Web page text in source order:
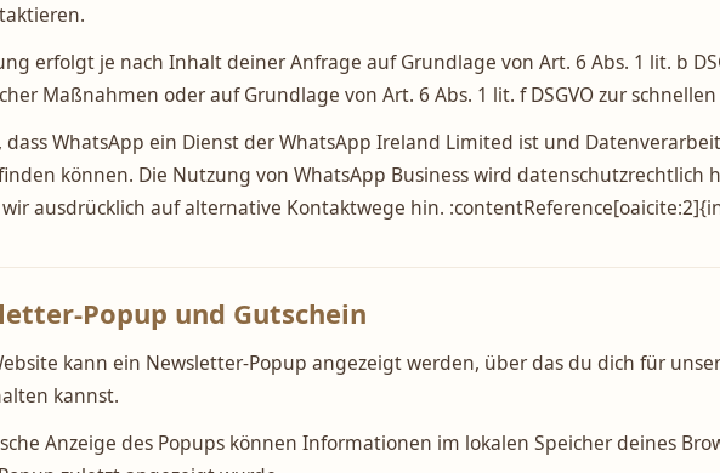
erfolgt je nach Inhalt deiner Anfrage auf Grundlage von Art. 6 Abs. 1 lit. b
Maßnahmen oder auf Grundlage von Art. 6 Abs. 1 lit. f DSGVO zur
dass WhatsApp ein Dienst der WhatsApp Ireland Limited ist und
können. Die Nutzung von WhatsApp Business wird datenschutzrechtlich
ausdrücklich auf alternative Kontaktwege hin.
Popup und Gutschein
kann ein Newsletter-Popup angezeigt werden, über das du dich für
kannst.
Anzeige des Popups können Informationen im lokalen Speicher deines